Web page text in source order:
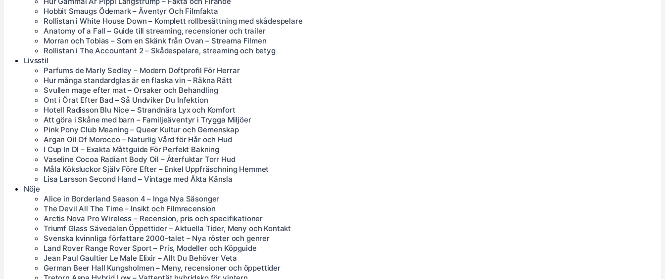
Hobbit Smaugs Ödemark – Äventyr Och Filmfakta
Rollistan i White House Down – Komplett rollbesättning med skådespelare
Anatomy of a Fall – Guide till streaming, recensioner och trailer
Morran och Tobias – Som en Skänk från Ovan – Streama Filmen
Rollistan i The Accountant 2 – Skådespelare, streaming och betyg
Livsstil
Parfums de Marly Sedley – Modern Doftprofil För Herrar
Hur många standardglas är en flaska vin – Räkna Rätt
Svullen mage efter mat – Orsaker och Behandling
Ont i Örat Efter Bad – Så Undviker Du Infektion
Hotell Radisson Blu Nice – Strandnära Lyx och Komfort
Att göra i Skåne med barn – Familjeäventyr i Trygga Miljöer
Pink Pony Club Meaning – Queer Kultur och Gemenskap
Argan Oil Of Morocco – Naturlig Vård för Hår och Hud
I Cup In Dl – Exakta Måttguide För Perfekt Bakning
Vaseline Cocoa Radiant Body Oil – Återfuktar Torr Hud
Måla Köksluckor Själv Före Efter – Enkel Uppfräschning Hemmet
Lisa Larsson Second Hand – Vintage med Äkta Känsla
Nöje
Alice in Borderland Season 4 – Inga Nya Säsonger
The Devil All The Time – Insikt och Filmrecension
Arctis Nova Pro Wireless – Recension, pris och specifikationer
Triumf Glass Sävedalen Öppettider – Aktuella Tider, Meny och Kontakt
Svenska kvinnliga författare 2000-talet – Nya röster och genrer
Land Rover Range Rover Sport – Pris, Modeller och Köpguide
Jean Paul Gaultier Le Male Elixir – Allt Du Behöver Veta
German Beer Hall Kungsholmen – Meny, recensioner och öppettider